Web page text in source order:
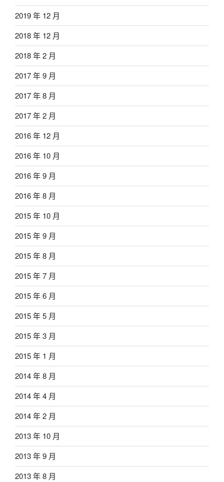
2019 年 12 月
2018 年 12 月
2018 年 2 月
2017 年 9 月
2017 年 8 月
2017 年 2 月
2016 年 12 月
2016 年 10 月
2016 年 9 月
2016 年 8 月
2015 年 10 月
2015 年 9 月
2015 年 8 月
2015 年 7 月
2015 年 6 月
2015 年 5 月
2015 年 3 月
2015 年 1 月
2014 年 8 月
2014 年 4 月
2014 年 2 月
2013 年 10 月
2013 年 9 月
2013 年 8 月